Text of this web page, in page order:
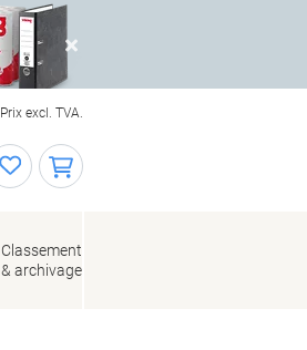
Close
Prix excl. TVA.
Classement
& archivage